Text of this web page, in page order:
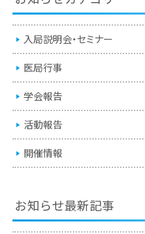
入局説明会・セミナー
医局行事
学会報告
活動報告
開催情報
お知らせ最新記事